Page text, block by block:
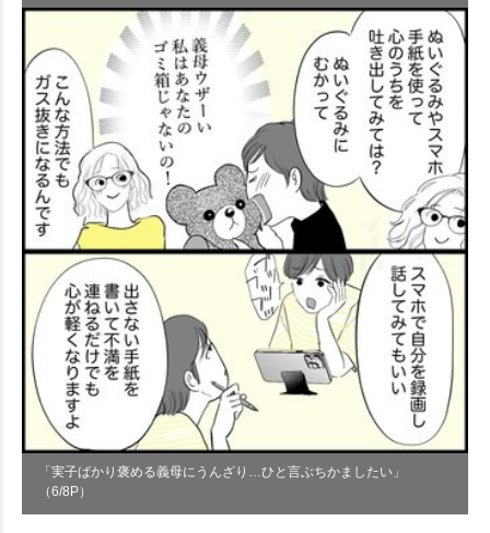
「実子ばかり褒める義母にうんざり…ひと言ぶちかましたい」
（6/8P）